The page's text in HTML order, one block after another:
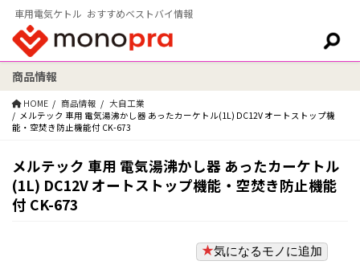
車用電気ケトル おすすめベストバイ情報
検索:
商品情報
HOME 商品情報
大自工業
メルテック 車用 電気湯沸かし器 あったカーケトル(1L) DC12V オートストップ機
能・空焚き防止機能付 CK-673
メルテック 車用 電気湯沸かし器 あったカーケトル
(1L) DC12V オートストップ機能・空焚き防止機能
付 CK-673
気になるモノに追加